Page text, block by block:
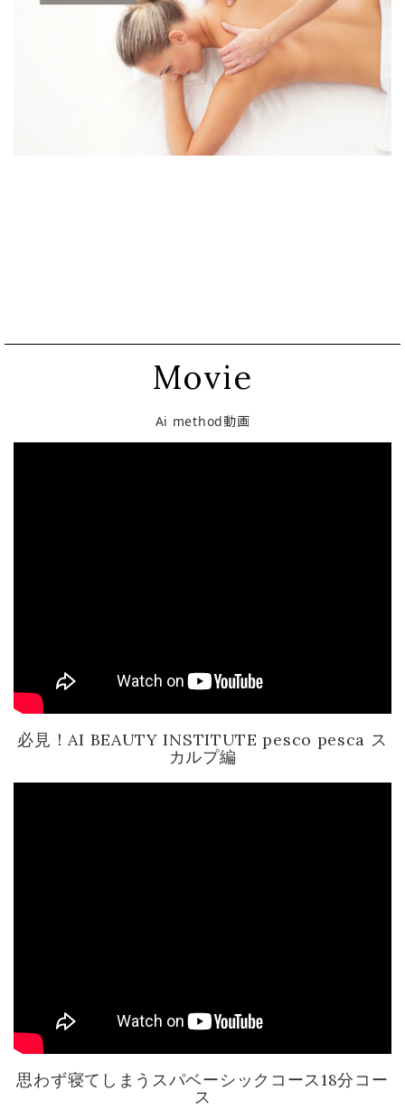
Movie
Ai method動画
必見！AI BEAUTY INSTITUTE pesco pesca ス
カルプ編
思わず寝てしまうスパベーシックコース18分コー
ス